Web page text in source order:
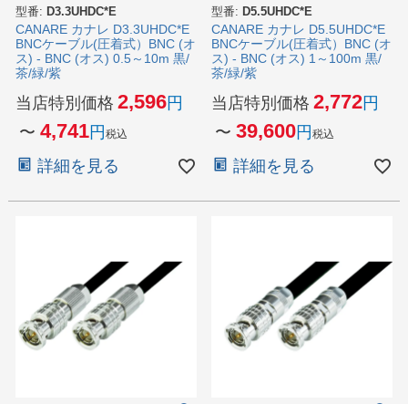
型番: D3.3UHDC*E
CANARE カナレ D3.3UHDC*E
BNCケーブル(圧着式）BNC (オ
ス) - BNC (オス) 0.5～10m 黒/
茶/緑/紫
当店特別価格 2,596
〜 4,741 税込
詳細を見る
型番: D5.5UHDC*E
CANARE カナレ D5.5UHDC*E
BNCケーブル(圧着式）BNC (オ
ス) - BNC (オス) 1～100m 黒/
茶/緑/紫
当店特別価格 2,772
〜 39,600 税込
詳細を見る